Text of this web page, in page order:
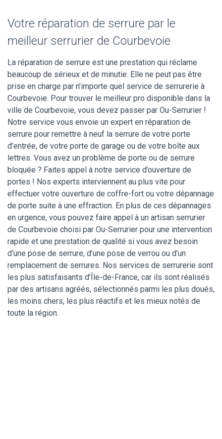
Votre réparation de serrure par le
meilleur serrurier de Courbevoie
La réparation de serrure est une prestation qui réclame
beaucoup de sérieux et de minutie. Elle ne peut pas être
prise en charge par n’importe quel service de serrurerie à
Courbevoie. Pour trouver le meilleur pro disponible dans la
ville de Courbevoie, vous devez passer par Ou-Serrurier !
Notre service vous envoie un expert en réparation de
serrure pour remettre à neuf la serrure de votre porte
d’entrée, de votre porte de garage ou de votre boîte aux
lettres. Vous avez un problème de porte ou de serrure
bloquée ? Faites appel à notre service d’ouverture de
portes ! Nos experts interviennent au plus vite pour
effectuer votre ouverture de coffre-fort ou votre dépannage
de porte suite à une effraction. En plus de ces dépannages
en urgence, vous pouvez faire appel à un artisan serrurier
de Courbevoie choisi par Ou-Serrurier pour une intervention
rapide et une prestation de qualité si vous avez besoin
d’une pose de serrure, d’une pose de verrou ou d’un
remplacement de serrures. Nos services de serrurerie sont
les plus satisfaisants d’Île-de-France, car ils sont réalisés
par des artisans agréés, sélectionnés parmi les plus doués,
les moins chers, les plus réactifs et les mieux notés de
toute la région.